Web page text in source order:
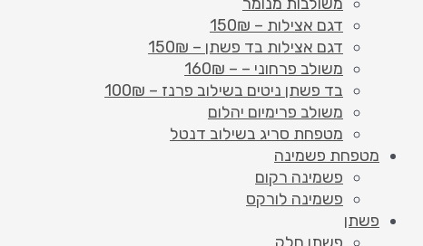
דגם אצילות – 150₪
דגם אצילות בד פשתן – 150₪
משולב פרחוני – – 160₪
בד פשתן ניטים בשילוב פרנז – 100₪
משולב פרימיום יהלום
מטפחת סריג בשילוב דנטל
מטפחת פשמינה
פשמינה רקום
פשמינה לורקס
פשתן
פשתן חלק